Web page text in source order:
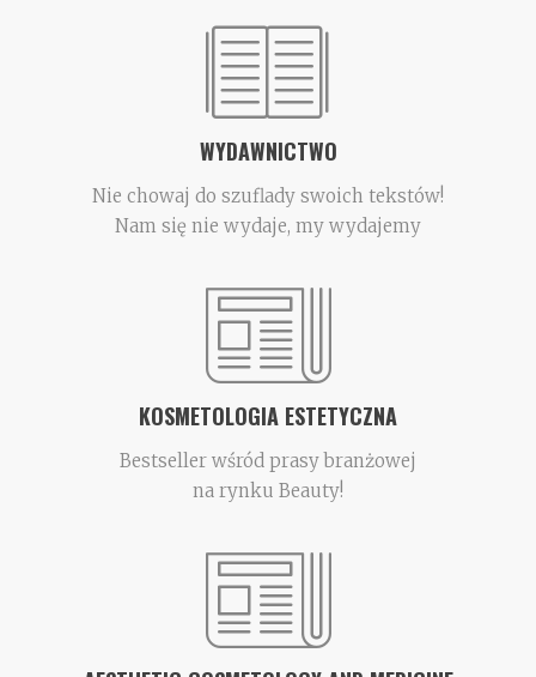
WYDAWNICTWO
Nie chowaj do szuflady swoich tekstów!
Nam się nie wydaje, my wydajemy
KOSMETOLOGIA ESTETYCZNA
Bestseller wśród prasy branżowej
na rynku Beauty!
KOSMETOLOGIA ESTETYCZNA